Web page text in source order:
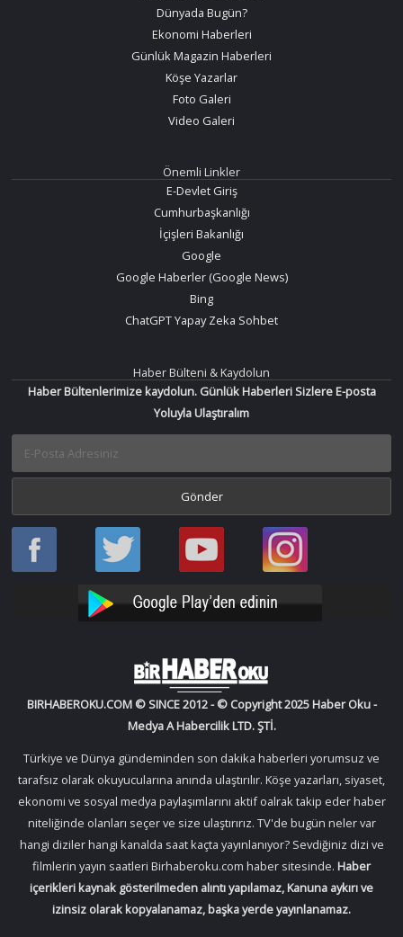
Dünyada Bugün?
Ekonomi Haberleri
Günlük Magazin Haberleri
Köşe Yazarlar
Foto Galeri
Video Galeri
Önemli Linkler
E-Devlet Giriş
Cumhurbaşkanlığı
İçişleri Bakanlığı
Google
Google Haberler (Google News)
Bing
ChatGPT Yapay Zeka Sohbet
Haber Bülteni & Kaydolun
Haber Bültenlerimize kaydolun. Günlük Haberleri Sizlere E-posta
Yoluyla Ulaştıralım
Haber
Oku
Haber
Oku
Bir
Haber
YouTube
Bir
Haber
Instagram
BIRHABEROKU.COM © SINCE 2012 - © Copyright 2025 Haber Oku -
Medya A Habercilik LTD. ŞTİ.
Türkiye ve Dünya gündeminden son dakika haberleri yorumsuz ve
tarafsız olarak okuyucularına anında ulaştırılır. Köşe yazarları, siyaset,
ekonomi ve sosyal medya paylaşımlarını aktif oalrak takip eder haber
niteliğinde olanları seçer ve size ulaştırırız. TV'de bugün neler var
hangi diziler hangi kanalda saat kaçta yayınlanıyor? Sevdiğiniz dizi ve
filmlerin yayın saatleri Birhaberoku.com haber sitesinde. Haber
içerikleri kaynak gösterilmeden alıntı yapılamaz, Kanuna aykırı ve
izinsiz olarak kopyalanamaz, başka yerde yayınlanamaz.